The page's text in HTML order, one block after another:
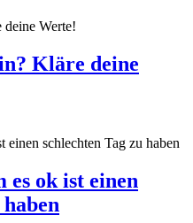
Kläre deine
es ok ist einen